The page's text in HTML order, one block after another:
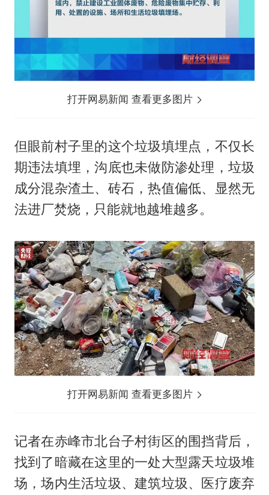
打开网易新闻 查看更多图片
但眼前村子里的这个垃圾填埋点，不仅长
期违法填埋，沟底也未做防渗处理，垃圾
成分混杂渣土、砖石，热值偏低、显然无
法进厂焚烧，只能就地越堆越多。
打开网易新闻 查看更多图片
记者在赤峰市北台子村街区的围挡背后，
找到了暗藏在这里的一处大型露天垃圾堆
场，场内生活垃圾、建筑垃圾、医疗废弃